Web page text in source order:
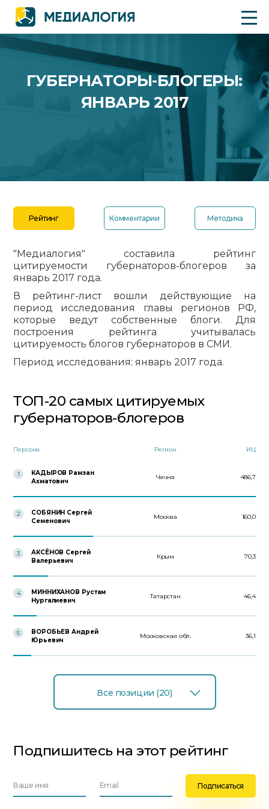
ГУБЕРНАТОРЫ-БЛОГЕРЫ:
ЯНВАРЬ 2017
Рейтинг Комментарии Методика
"Медиалогия" составила рейтинг
цитируемости губернаторов-блогеров за
январь 2017 года.
В рейтинг-лист вошли действующие на
период исследования главы регионов РФ,
которые ведут собственные блоги. Для
построения рейтинга учитывалась
цитируемость блогов губернаторов в СМИ.
Период исследования: январь 2017 года.
ТОП-20 самых цитируемых
губернаторов-блогеров
Персона Регион ИЦ
1
КАДЫРОВ Рамзан
Ахматович
Чечня 486,7
2
СОБЯНИН Сергей
Семенович
Москва 160,0
3
АКСЁНОВ Сергей
Валерьевич
Крым 70,3
4
МИННИХАНОВ Рустам
Нургалиевич
Татарстан 46,4
5
ВОРОБЬЕВ Андрей
Юрьевич
Московская обл. 36,1
Все позиции (20)
Подпишитесь на этот рейтинг